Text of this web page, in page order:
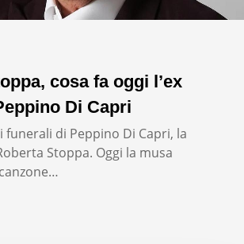
cosa fa oggi l’ex
Di Capri
funerali di Peppino Di Capri, la
Stoppa. Oggi la musa